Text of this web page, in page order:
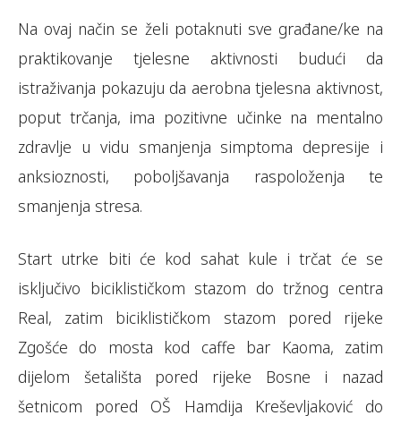
Na ovaj način se želi potaknuti sve građane/ke na
praktikovanje tjelesne aktivnosti budući da
istraživanja pokazuju da aerobna tjelesna aktivnost,
poput trčanja, ima pozitivne učinke na mentalno
zdravlje u vidu smanjenja simptoma depresije i
anksioznosti, poboljšavanja raspoloženja te
smanjenja stresa.
Start utrke biti će kod sahat kule i trčat će se
isključivo biciklističkom stazom do tržnog centra
Real, zatim biciklističkom stazom pored rijeke
Zgošće do mosta kod caffe bar Kaoma, zatim
dijelom šetališta pored rijeke Bosne i nazad
šetnicom pored OŠ Hamdija Kreševljaković do